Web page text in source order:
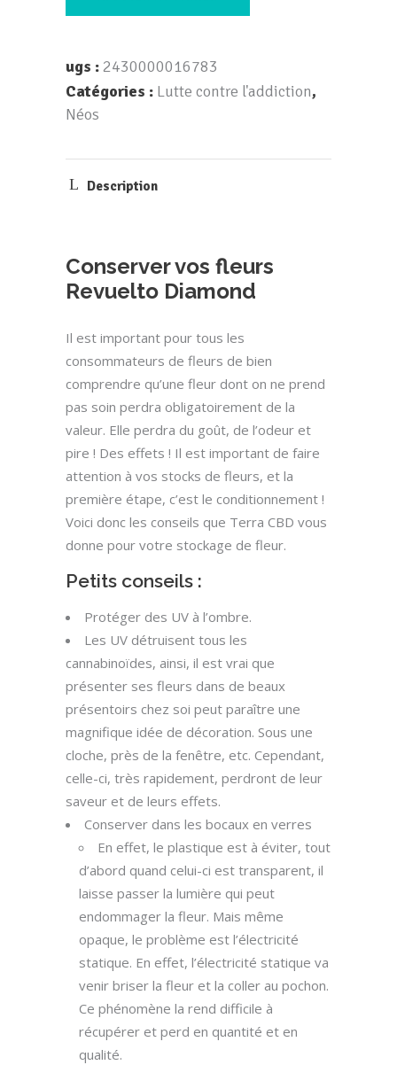
ugs : 2430000016783
Catégories : Lutte contre l'addiction,
Néos
Description
Conserver vos fleurs
Revuelto Diamond
Il est important pour tous les
consommateurs de fleurs de bien
comprendre qu’une fleur dont on ne prend
pas soin perdra obligatoirement de la
valeur. Elle perdra du goût, de l’odeur et
pire ! Des effets ! Il est important de faire
attention à vos stocks de fleurs, et la
première étape, c’est le conditionnement !
Voici donc les conseils que Terra CBD vous
donne pour votre stockage de fleur.
Petits conseils :
Protéger des UV à l’ombre.
Les UV détruisent tous les
cannabinoïdes, ainsi, il est vrai que
présenter ses fleurs dans de beaux
présentoirs chez soi peut paraître une
magnifique idée de décoration. Sous une
cloche, près de la fenêtre, etc. Cependant,
celle-ci, très rapidement, perdront de leur
saveur et de leurs effets.
Conserver dans les bocaux en verres
En effet, le plastique est à éviter, tout
d’abord quand celui-ci est transparent, il
laisse passer la lumière qui peut
endommager la fleur. Mais même
opaque, le problème est l’électricité
statique. En effet, l’électricité statique va
venir briser la fleur et la coller au pochon.
Ce phénomène la rend difficile à
récupérer et perd en quantité et en
qualité.